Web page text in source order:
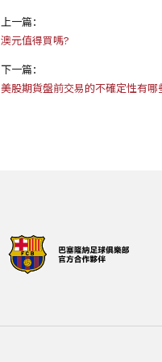
上一篇：
澳元值得買嗎?
下一篇：
美股期貨盤前交易的不確定性有哪